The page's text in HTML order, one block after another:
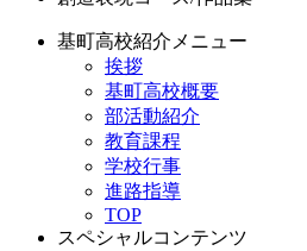
基町高校紹介メニュー
挨拶
基町高校概要
部活動紹介
教育課程
学校行事
進路指導
TOP
スペシャルコンテンツ